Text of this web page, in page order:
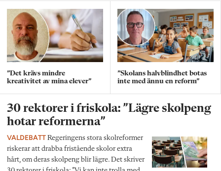
”Det krävs mindre
kreativitet av mina elever”
”Skolans halvblindhet botas
inte med ännu en reform”
30 rektorer i friskola: ”Lägre skolpeng
hotar reformerna”
VALDEBATT Regeringens stora skolreformer
riskerar att drabba fristående skolor extra
hårt, om deras skolpeng blir lägre. Det skriver